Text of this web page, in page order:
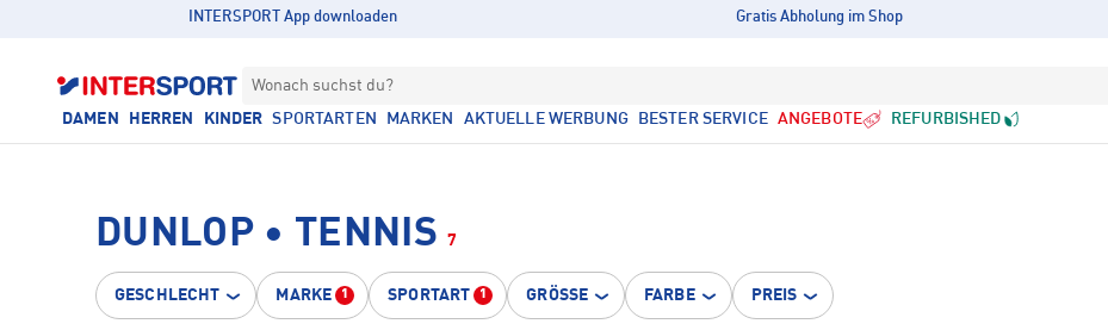
INTERSPORT App downloaden Gratis Abholung im Shop
Wonach suchst du?
DAMEN HERREN KINDER SPORTARTEN MARKEN AKTUELLE WERBUNG BESTER SERVICE ANGEBOTE REFURBISHED
DUNLOP • TENNIS 7
GESCHLECHT MARKE 1 SPORTART 1 GRÖSSE FARBE PREIS